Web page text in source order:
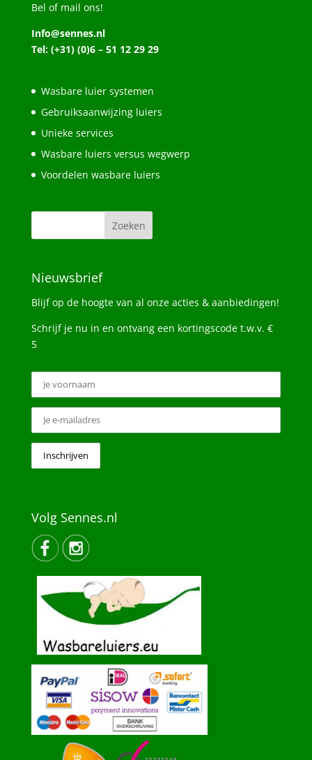
Bel of mail ons!
Info@sennes.nl
Tel: (+31) (0)6 – 51 12 29 29
Wasbare luier systemen
Gebruiksaanwijzing luiers
Unieke services
Wasbare luiers versus wegwerp
Voordelen wasbare luiers
Nieuwsbrief
Blijf op de hoogte van al onze acties & aanbiedingen!
Schrijf je nu in en ontvang een kortingscode t.w.v. €
5
Volg Sennes.nl